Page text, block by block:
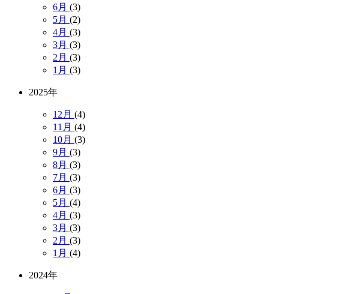
6月 (3)
5月 (2)
4月 (3)
3月 (3)
2月 (3)
1月 (3)
2025年
12月 (4)
11月 (4)
10月 (3)
9月 (3)
8月 (3)
7月 (3)
6月 (3)
5月 (4)
4月 (3)
3月 (3)
2月 (3)
1月 (4)
2024年